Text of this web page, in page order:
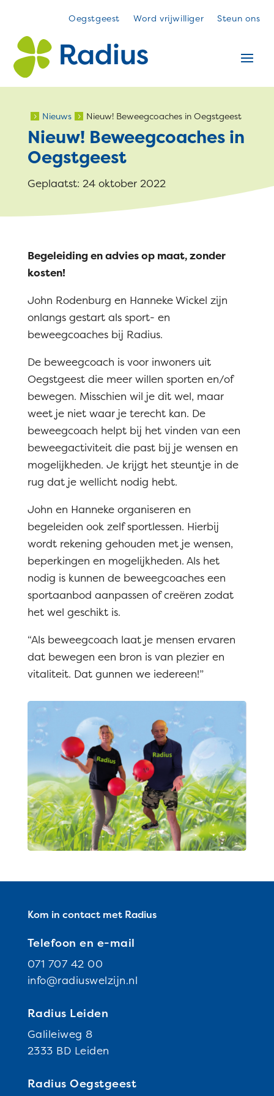
Oegstgeest Word vrijwilliger Steun ons
5 Nieuws 5 Nieuw! Beweegcoaches in Oegstgeest
Nieuw! Beweegcoaches in
Oegstgeest
Geplaatst: 24 oktober 2022
Begeleiding en advies op maat, zonder
kosten!
John Rodenburg en Hanneke Wickel zijn
onlangs gestart als sport- en
beweegcoaches bij Radius.
De beweegcoach is voor inwoners uit
Oegstgeest die meer willen sporten en/of
bewegen. Misschien wil je dit wel, maar
weet je niet waar je terecht kan. De
beweegcoach helpt bij het vinden van een
beweegactiviteit die past bij je wensen en
mogelijkheden. Je krijgt het steuntje in de
rug dat je wellicht nodig hebt.
John en Hanneke organiseren en
begeleiden ook zelf sportlessen. Hierbij
wordt rekening gehouden met je wensen,
beperkingen en mogelijkheden. Als het
nodig is kunnen de beweegcoaches een
sportaanbod aanpassen of creëren zodat
het wel geschikt is.
“Als beweegcoach laat je mensen ervaren
dat bewegen een bron is van plezier en
vitaliteit. Dat gunnen we iedereen!”
Kom in contact met Radius
Telefoon en e-mail
071 707 42 00
info@radiuswelzijn.nl
Radius Leiden
Galileiweg 8
2333 BD Leiden
Radius Oegstgeest